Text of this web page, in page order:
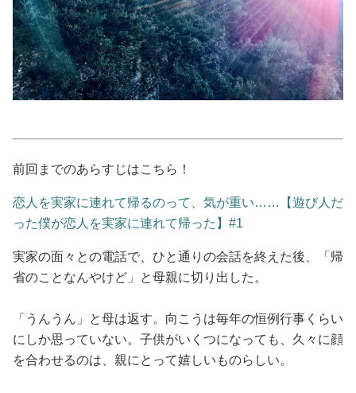
グルメ
トラベル
占い
性と愛
ゲーム
前回までのあらすじはこちら！
恋人を実家に連れて帰るのって、気が重い……【遊び人だ
った僕が恋人を実家に連れて帰った】#1
実家の面々との電話で、ひと通りの会話を終えた後、「帰
省のことなんやけど」と母親に切り出した。
「うんうん」と母は返す。向こうは毎年の恒例行事くらい
にしか思っていない。子供がいくつになっても、久々に顔
を合わせるのは、親にとって嬉しいものらしい。